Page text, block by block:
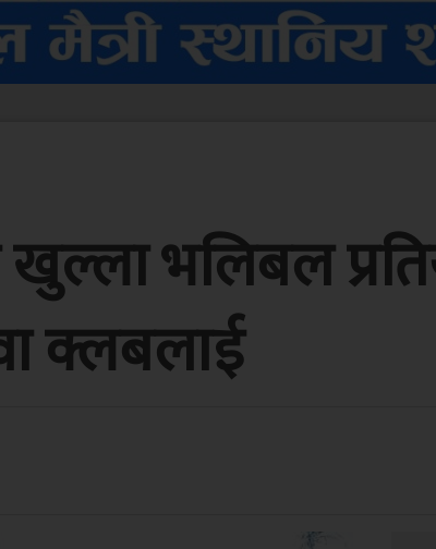
भलिबल
क्लबलाई